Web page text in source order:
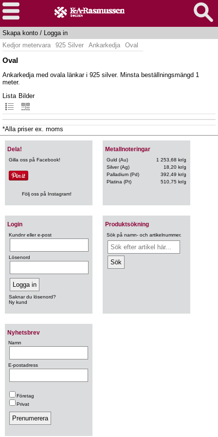
Skapa konto / Logga in
Kedjor metervara
925 Silver Ankarkedja Oval
Oval
Ankarkedja med ovala länkar i 925 silver. Minsta beställningsmängd 1
meter.
Lista Bilder
*Alla priser ex. moms
Metallnoteringar
Guld (Au)
1 253,68 kr/g
Silver (Ag)
18,20 kr/g
Palladium (Pd)
392,49 kr/g
Platina (Pt)
510,75 kr/g
Login
Kundnr eller e-post
Lösenord
Saknar du lösenord?
Ny kund
Produktsökning
Sök på namn- och artikelnummer.
Nyhetsbrev
Namn
E-postadress
Företag
Privat
Dela!
Gilla oss på Facebook!
Följ oss på Instagram!